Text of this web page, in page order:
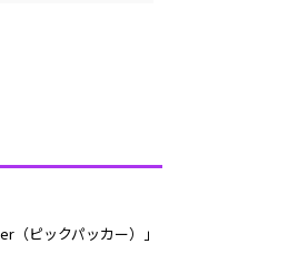
（ピックパッカー）」